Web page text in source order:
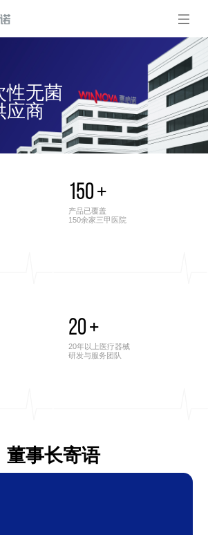
一次性使用内窥镜
取石篮
一次性使用输尿管
一次性使用泌尿道
用导丝
一次性使用球囊
扩充压力泵
引流系列
一次性使用引
流导管套装
性无菌
应商
150+
产品已覆盖
150余家三甲医院
20+
20年以上医疗器械
研发与服务团队
董事长寄语